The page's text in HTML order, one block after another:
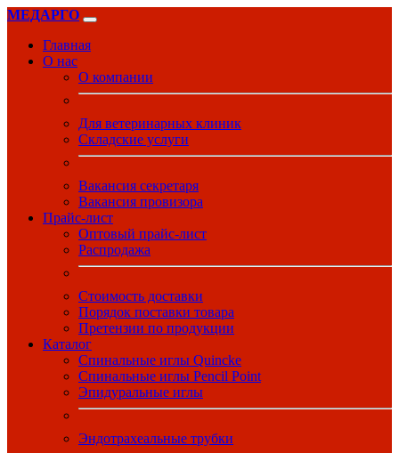
МЕДАРГО
Главная
О нас
О компании
Для ветеринарных клиник
Складские услуги
Вакансия секретаря
Вакансия провизора
Прайс-лист
Оптовый прайс-лист
Распродажа
Стоимость доставки
Порядок поставки товара
Претензии по продукции
Каталог
Спинальные иглы Quincke
Спинальные иглы Pencil Point
Эпидуральные иглы
Эндотрахеальные трубки